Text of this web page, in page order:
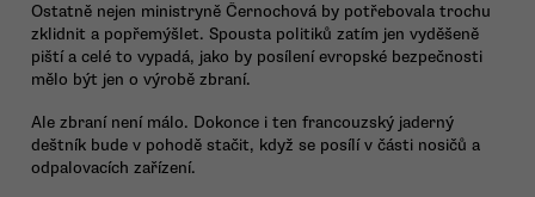
Ostatně nejen ministryně Černochová by potřebovala trochu
zklidnit a popřemýšlet. Spousta politiků zatím jen vyděšeně
piští a celé to vypadá, jako by posílení evropské bezpečnosti
mělo být jen o výrobě zbraní.
Ale zbraní není málo. Dokonce i ten francouzský jaderný
deštník bude v pohodě stačit, když se posílí v části nosičů a
odpalovacích zařízení.